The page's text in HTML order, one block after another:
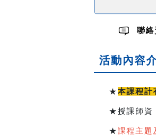
聯
活動內容
★本課程計
★授課師資
★課程主題